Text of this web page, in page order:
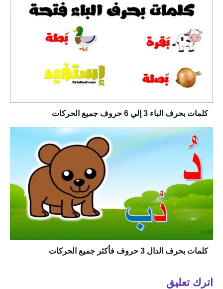
كلمات بحرف الباء 3 إلي 6 حروف جميع الحركات
كلمات بحرف الدال 3 حروف فأكثر جميع الحركات
اترك تعليق